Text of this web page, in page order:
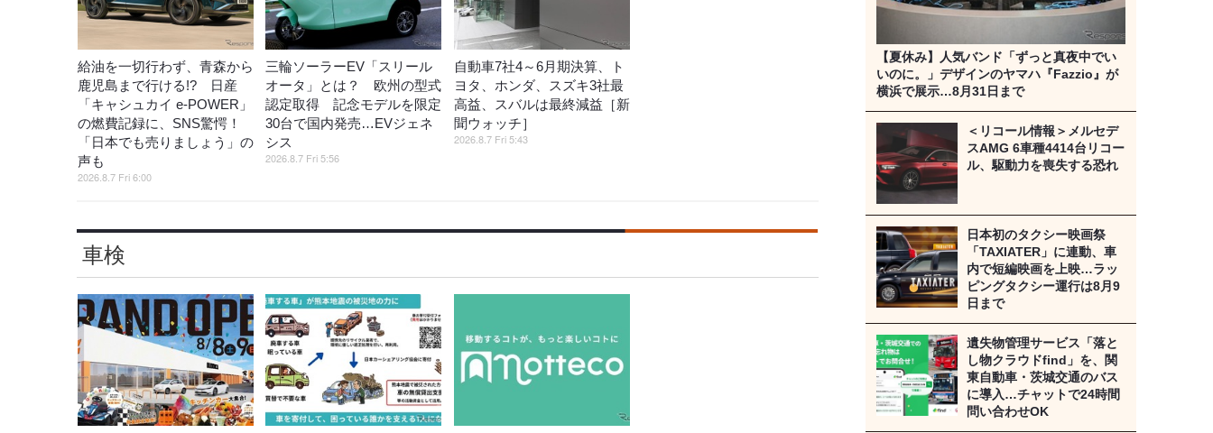
給油を一切行わず、青森から
鹿児島まで行ける!? 日産
「キャシュカイ e-POWER」
の燃費記録に、SNS驚愕！
「日本でも売りましょう」の
声も
2026.8.7 Fri 6:00
三輪ソーラーEV「スリール
オータ」とは？ 欧州の型式
認定取得 記念モデルを限定
30台で国内発売…EVジェネ
シス
2026.8.7 Fri 5:56
自動車7社4～6月期決算、ト
ヨタ、ホンダ、スズキ3社最
高益、スバルは最終減益［新
聞ウォッチ］
2026.8.7 Fri 5:43
車検
【夏休み】人気バンド「ずっと真夜中でい
いのに。」デザインのヤマハ『Fazzio』が
横浜で展示…8月31日まで
＜リコール情報＞メルセデ
スAMG 6車種4414台リコー
ル、駆動力を喪失する恐れ
日本初のタクシー映画祭
「TAXIATER」に連動、車
内で短編映画を上映…ラッ
ピングタクシー運行は8月9
日まで
遺失物管理サービス「落と
し物クラウドfind」を、関
東自動車・茨城交通のバス
に導入…チャットで24時間
問い合わせOK